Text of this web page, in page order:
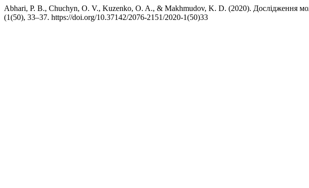
Abhari, P. B., Chuchyn, O. V., Kuzenko, O. A., & Makhmudov, K. D. (2020). Дослідження
(1(50), 33–37. https://doi.org/10.37142/2076-2151/2020-1(50)33